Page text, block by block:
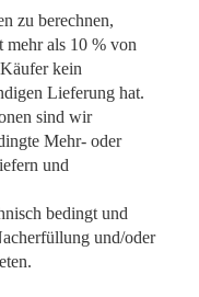
zu berechnen,
mehr als 10 % von
kein
Lieferung hat.
sind wir
Mehr- oder
und
bedingt und
und/oder